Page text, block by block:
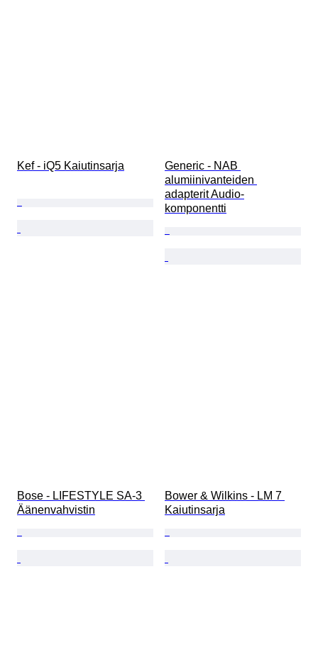
Kef - iQ5 Kaiutinsarja
Generic - NAB
alumiinivanteiden
adapterit Audio-
komponentti
Bose - LIFESTYLE SA-3
Äänenvahvistin
Bower & Wilkins - LM 7
Kaiutinsarja